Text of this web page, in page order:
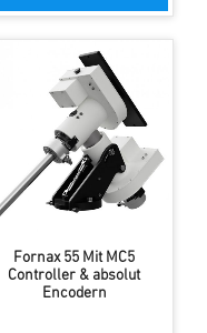
Fornax 55 Mit MC5
Controller & absolut
Encodern